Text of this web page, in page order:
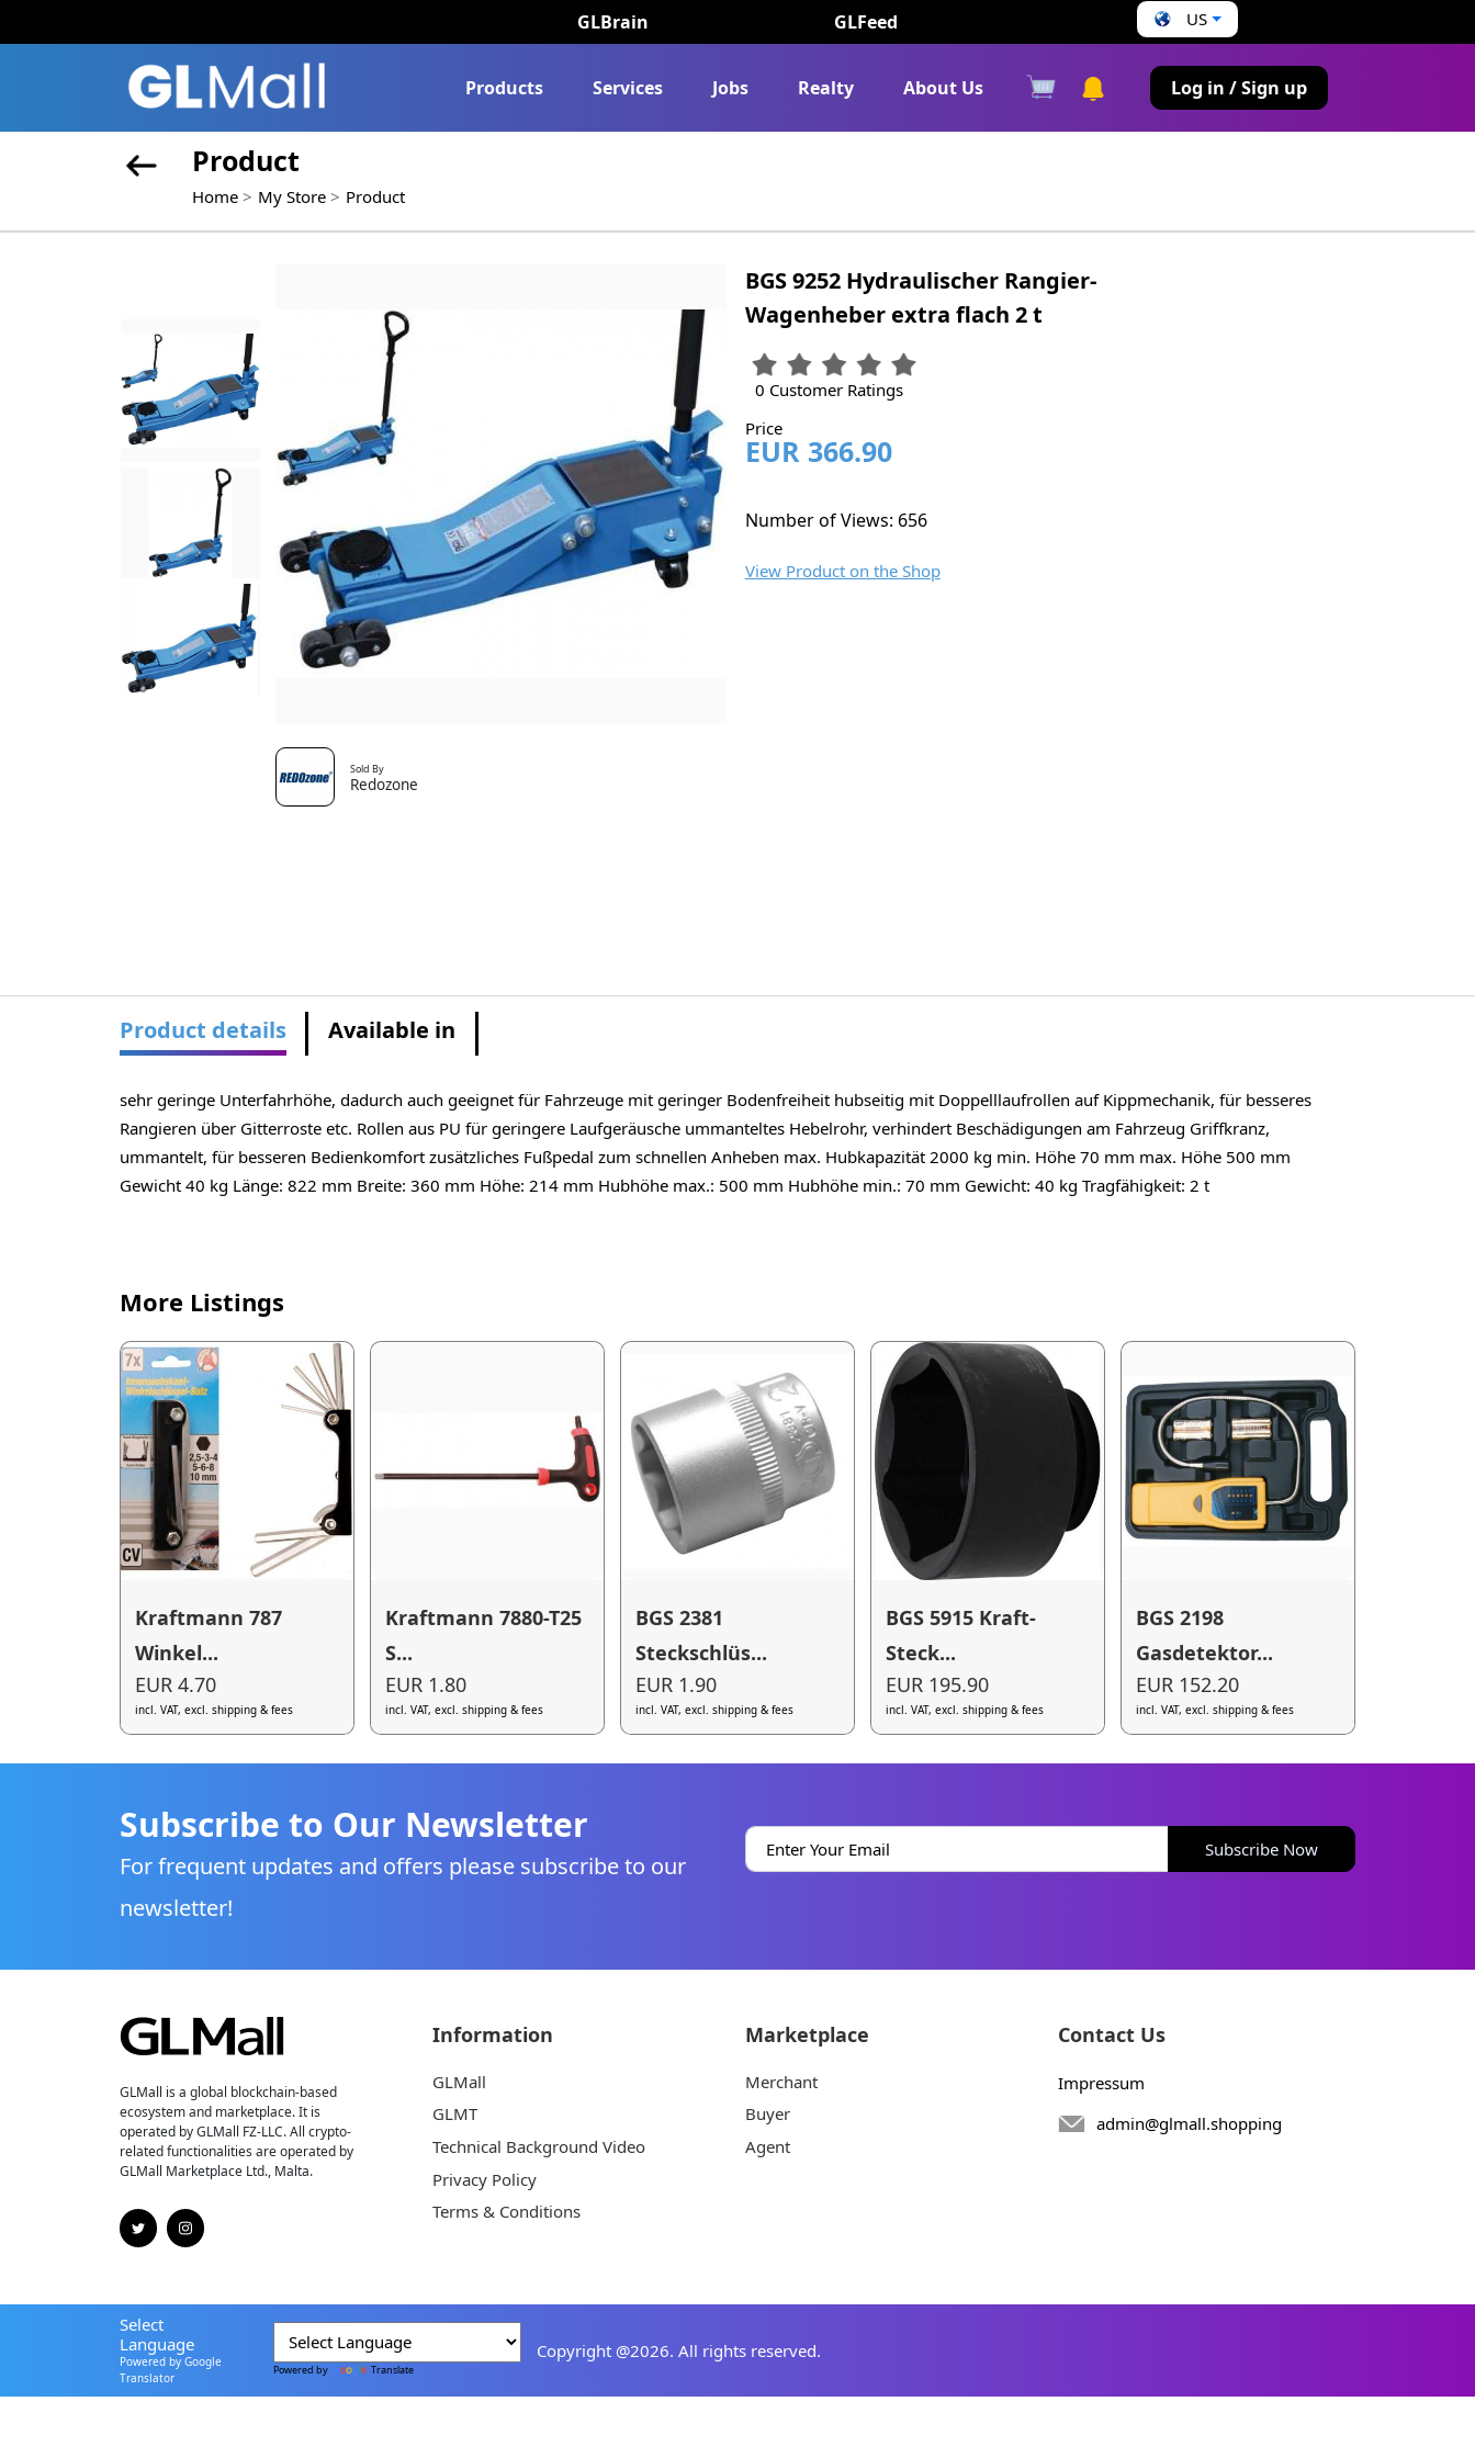
GLBrain GLFeed US
Products Services Jobs Realty About Us Log in / Sign up
Product
Home My Store Product
Sold By
Redozone
BGS 9252 Hydraulischer Rangier-
Wagenheber extra flach 2 t
0 Customer Ratings
Price
EUR 366.90
Number of Views: 656
View Product on the Shop
Product details Available in
sehr geringe Unterfahrhöhe, dadurch auch geeignet für Fahrzeuge mit geringer Bodenfreiheit hubseitig mit Doppelllaufrollen auf Kippmechanik, für besseres
Rangieren über Gitterroste etc. Rollen aus PU für geringere Laufgeräusche ummanteltes Hebelrohr, verhindert Beschädigungen am Fahrzeug Griffkranz,
ummantelt, für besseren Bedienkomfort zusätzliches Fußpedal zum schnellen Anheben max. Hubkapazität 2000 kg min. Höhe 70 mm max. Höhe 500 mm
Gewicht 40 kg Länge: 822 mm Breite: 360 mm Höhe: 214 mm Hubhöhe max.: 500 mm Hubhöhe min.: 70 mm Gewicht: 40 kg Tragfähigkeit: 2 t
More Listings
Kraftmann 787
Winkel...
EUR 4.70
incl. VAT, excl. shipping & fees
Kraftmann 7880-T25
S...
EUR 1.80
incl. VAT, excl. shipping & fees
BGS 2381
Steckschlüs...
EUR 1.90
incl. VAT, excl. shipping & fees
BGS 5915 Kraft-
Steck...
EUR 195.90
incl. VAT, excl. shipping & fees
BGS 2198
Gasdetektor...
EUR 152.20
incl. VAT, excl. shipping & fees
Subscribe to Our Newsletter
For frequent updates and offers please subscribe to our
newsletter!
Subscribe Now
GLMall is a global blockchain-based
ecosystem and marketplace. It is
operated by GLMall FZ-LLC. All crypto-
related functionalities are operated by
GLMall Marketplace Ltd., Malta.
Information
GLMall
GLMT
Technical Background Video
Privacy Policy
Terms & Conditions
Marketplace
Merchant
Buyer
Agent
Contact Us
Impressum
admin@glmall.shopping
Select
Language
Powered by Google
Translator
Powered by Translate
Copyright @2026. All rights reserved.